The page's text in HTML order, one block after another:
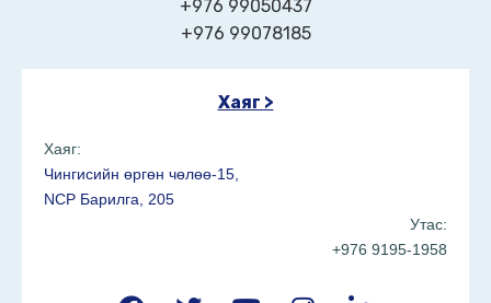
+976 99050437
+976 99078185
Хаяг >
Хаяг:
Чингисийн өргөн чөлөө-15,
NCP Барилга, 205
Утас:
+976 9195-1958